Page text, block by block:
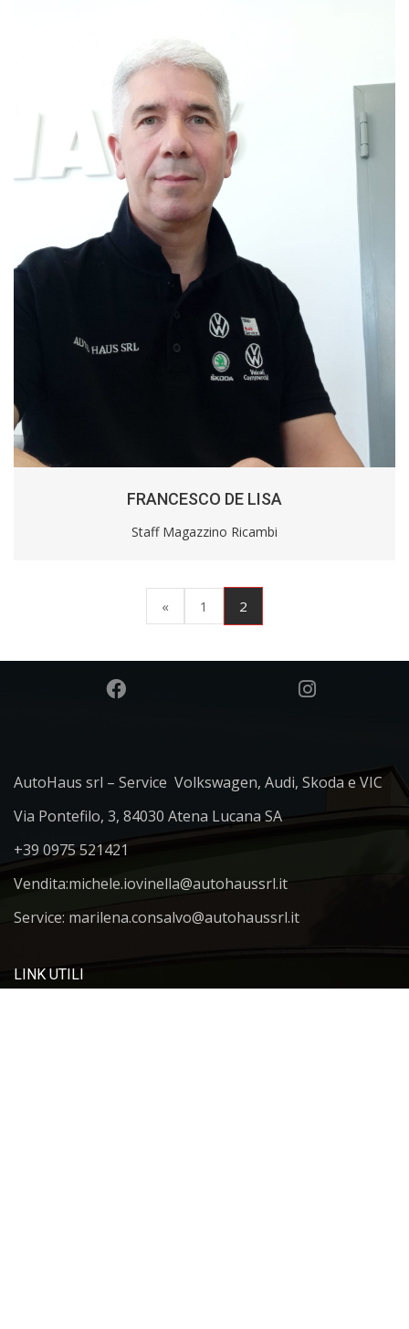
FRANCESCO DE LISA
Staff Magazzino Ricambi
« 1 2
AutoHaus srl – Service Volkswagen, Audi, Skoda e VIC
Via Pontefilo, 3, 84030 Atena Lucana SA
+39 0975 521421
Vendita:michele.iovinella@autohaussrl.it
Service: marilena.consalvo@autohaussrl.it
LINK UTILI